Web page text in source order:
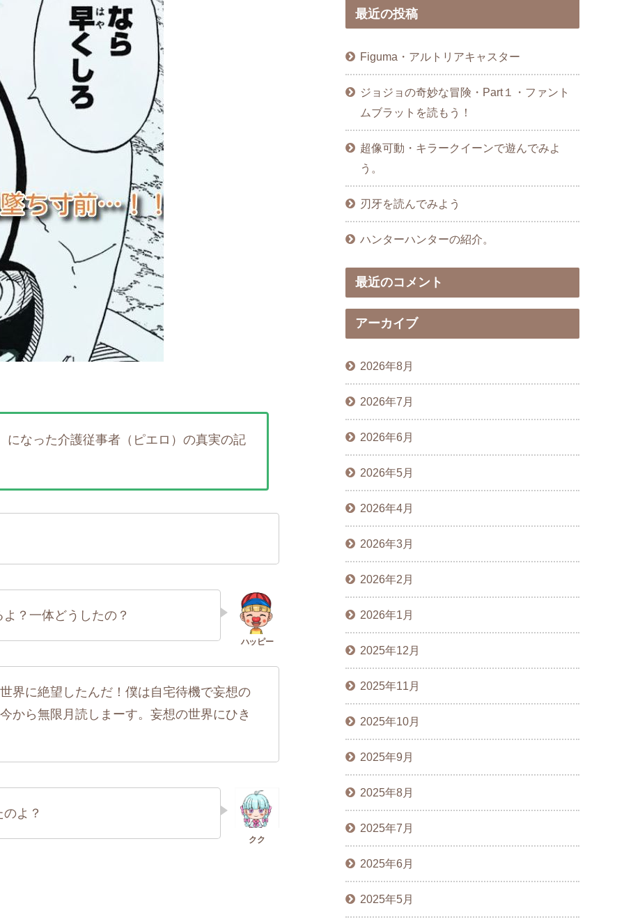
なった介護従事者（ピエロ）の真実の記
？一体どうしたの？
界に絶望したんだ！僕は自宅待機で妄想の
から無限月読しまーす。妄想の世界にひき
よ？
最近の投稿
Figuma・アルトリアキャスター
ジョジョの奇妙な冒険・Part１・ファント
ムブラットを読もう！
超像可動・キラークイーンで遊んでみよ
う。
刃牙を読んでみよう
ハンターハンターの紹介。
最近のコメント
アーカイブ
2026年8月
2026年7月
2026年6月
2026年5月
2026年4月
2026年3月
2026年2月
2026年1月
2025年12月
2025年11月
2025年10月
2025年9月
2025年8月
2025年7月
2025年6月
2025年5月